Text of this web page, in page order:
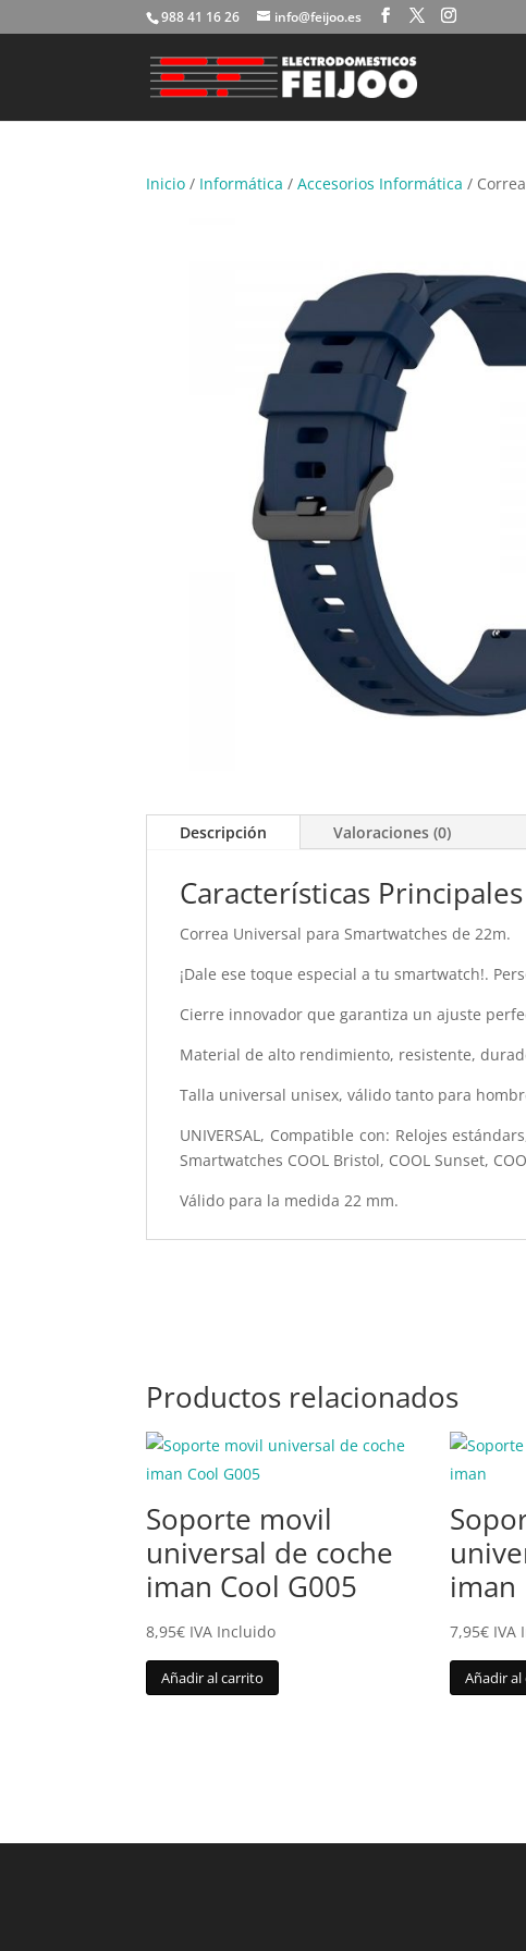
988 41 16 26 info@feijoo.es
Inicio / Informática /Accesorios Informática /
Descripción Valoraciones (0)
Características Principales
Correa Universal para Smartwatches de 22m.
¡Dale ese toque especial a tu smartwatch!.
Cierre innovador que garantiza un ajuste
Material de alto rendimiento, resistente,
Talla universal unisex, válido tanto para
UNIVERSAL, Compatible con: Relojes
Smartwatches COOL Bristol, COOL Sunset,
Válido para la medida 22 mm.
Productos relacionados
Soporte movil
universal de coche
iman Cool G005
8,95€ IVA Incluido
Añadir al carrito
iman
7,95€ IVA
Añadir